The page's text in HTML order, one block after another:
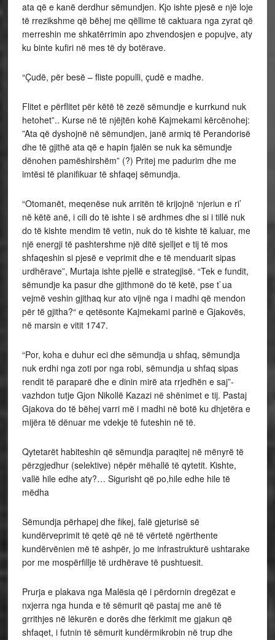
ata që e kanë derdhur sëmundjen. Kjo ishte pjesë e një loje
të rrezikshme që bëhej me qëllime të caktuara nga zyrat që
merreshin me shkatërrimin apo zhvendosjen e popujve, aty
ku binte kufiri në mes të dy botërave.
“Çudë, për besë – fliste populli, çudë e madhe.
Flitet e përflitet për këtë të zezë sëmundje e kurrkund nuk
hetohet”.. Kurse në të njëjtën kohë Kajmekami kërcënohej:
”Ata që dyshojnë në sëmundjen, janë armiq të Perandorisë
dhe të gjithë ata që e hapin fjalën se nuk ka sëmundje
dënohen pamëshirshëm” (?) Pritej me padurim dhe me
imtësi të planifikuar të shfaqej sëmundja.
“Otomanët, meqenëse nuk arritën të krijojnë ‘njeriun e ri’
në këtë anë, i cili do të ishte i së ardhmes dhe si i tillë nuk
do të kishte mendim të vetin, nuk do të kishte të kaluar, me
një energji të pashtershme një ditë sjelljet e tij të mos
shfaqeshin si pjesë e veprimit dhe e të menduarit sipas
urdhërave”, Murtaja ishte pjellë e strategjisë. “Tek e fundit,
sëmundje ka pasur dhe gjithmonë do të ketë, pse t`ua
vejmë veshin gjithaq kur ato vijnë nga i madhi që mendon
për të gjitha?“ e qetësonte Kajmekami parinë e Gjakovës,
në marsin e vitit 1747.
“Por, koha e duhur eci dhe sëmundja u shfaq, sëmundja
nuk erdhi nga zoti por nga robi, sëmundja u shfaq sipas
rendit të paraparë dhe e dinin mirë ata rrjedhën e saj”-
vazhdon tutje Gjon Nikollë Kazazi në shënimet e tij. Pastaj
Gjakova do të bëhej varri më i madhi në botë ku dhjetëra e
mijëra të dënuar me vdekje të futeshin në të.
Qytetarët habiteshin që sëmundja paraqitej në mënyrë të
përzgjedhur (selektive) nëpër mëhallë të qytetit. Kishte,
vallë hile edhe aty?… Sigurisht që po,hile edhe hile të
mëdha
Sëmundja përhapej dhe fikej, falë gjeturisë së
kundërveprimit të qetë që në të vërtetë ngërthente
kundërvënien më të ashpër, jo me infrastrukturë ushtarake
por me mospërfillje të urdhërave të pushtuesit.
Prurja e plakava nga Malësia që i përdornin dregëzat e
nxjerra nga hunda e të sëmurit që pastaj me anë të
grrithjes në lëkurën e dorës dhe fërkimit me gjakun që
shfaqet, i futnin të sëmurit kundërmikrobin në trup dhe